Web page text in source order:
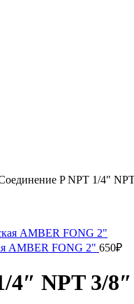
P NPT 1/4″
AMBER FONG 2" 650₽
NPT 3/